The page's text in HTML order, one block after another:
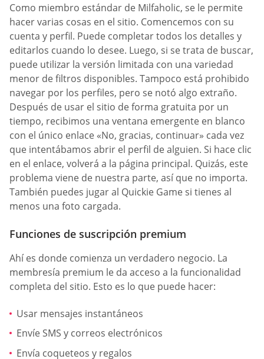
Como miembro estándar de Milfaholic, se le permite
hacer varias cosas en el sitio. Comencemos con su
cuenta y perfil. Puede completar todos los detalles y
editarlos cuando lo desee. Luego, si se trata de buscar,
puede utilizar la versión limitada con una variedad
menor de filtros disponibles. Tampoco está prohibido
navegar por los perfiles, pero se notó algo extraño.
Después de usar el sitio de forma gratuita por un
tiempo, recibimos una ventana emergente en blanco
con el único enlace «No, gracias, continuar» cada vez
que intentábamos abrir el perfil de alguien. Si hace clic
en el enlace, volverá a la página principal. Quizás, este
problema viene de nuestra parte, así que no importa.
También puedes jugar al Quickie Game si tienes al
menos una foto cargada.
Funciones de suscripción premium
Ahí es donde comienza un verdadero negocio. La
membresía premium le da acceso a la funcionalidad
completa del sitio. Esto es lo que puede hacer:
Usar mensajes instantáneos
Envíe SMS y correos electrónicos
Envía coqueteos y regalos